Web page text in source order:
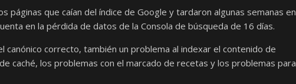
páginas que caían del índice de Google y tardaron algunas semanas en
en la pérdida de datos de la Consola de búsqueda de 16 días.
correcto, también un problema al indexar el contenido de
caché, los problemas con el marcado de recetas y los problemas para